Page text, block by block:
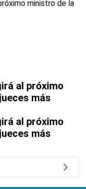
al próximo
más
al próximo
más